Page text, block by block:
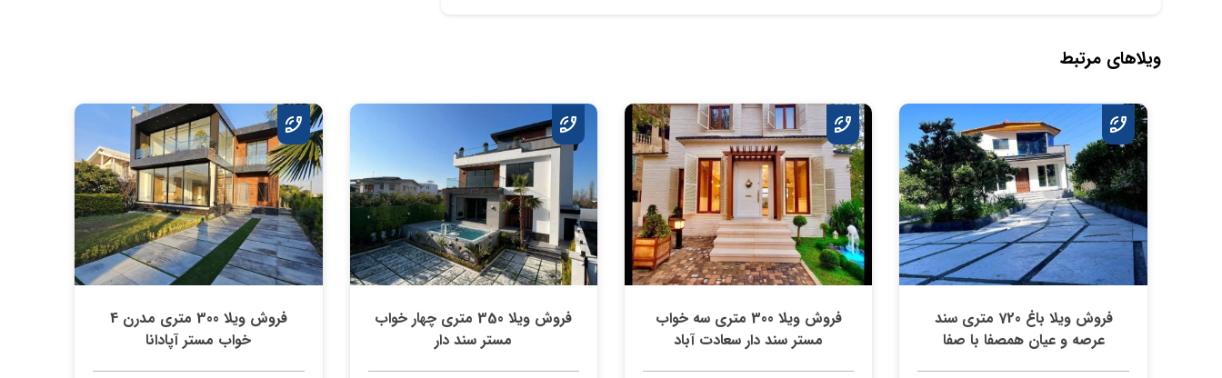
ویلاهای مرتبط
فروش ویلا باغ 720 متری سند
عرصه و عیان همصفا با صفا
فروش ویلا 300 متری سه خواب
مستر سند دار سعادت آباد
فروش ویلا 350 متری چهار خواب
مستر سند دار
فروش ویلا 300 متری مدرن 4
خواب مستر آپادانا